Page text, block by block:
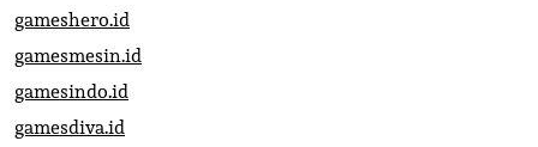
gameshero.id
gamesmesin.id
gamesindo.id
gamesdiva.id